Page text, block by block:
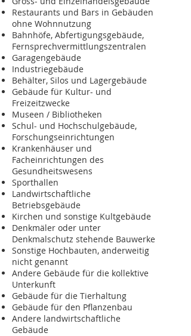
Restaurants und Bars in Gebäuden
ohne Wohnnutzung
Bahnhöfe, Abfertigungsgebäude,
Fernsprechvermittlungszentralen
Garagengebäude
Industriegebäude
Behälter, Silos und Lagergebäude
Gebäude für Kultur- und
Freizeitzwecke
Museen / Bibliotheken
Schul- und Hochschulgebäude,
Forschungseinrichtungen
Krankenhäuser und
Facheinrichtungen des
Gesundheitswesens
Sporthallen
Landwirtschaftliche
Betriebsgebäude
Kirchen und sonstige Kultgebäude
Denkmäler oder unter
Denkmalschutz stehende Bauwerke
Sonstige Hochbauten, anderweitig
nicht genannt
Andere Gebäude für die kollektive
Unterkunft
Gebäude für die Tierhaltung
Gebäude für den Pflanzenbau
Andere landwirtschaftliche
Gebäude